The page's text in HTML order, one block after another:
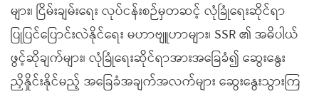
များ၊ ငြိမ်းချမ်းရေး လုပ်ငန်းစဉ်မှတဆင့် လုံခြုံရေးဆိုင်ရာ
ပြုပြင်ပြောင်းလဲနိုင်ရေး မဟာဗျူဟာများ၊ SSR ၏ အဓိပါယ်
ဖွင့်ဆိုချက်များ၊ လုံခြုံရေးဆိုင်ရာအားအခြေခံ၍ ဆွေးနွေး
ညှိနှိုင်းနိုင်မည့် အခြေခံအချက်အလက်များ ဆွေးနွေးသွားကြ